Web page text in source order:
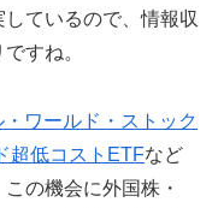
ているので、情報収
すね。
ワールド・ストック
超低コストETFなど
の機会に外国株・